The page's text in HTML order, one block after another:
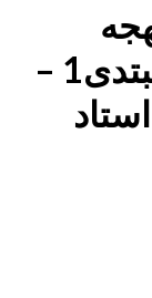
عراقی(ویژه اربعین) – مبتدی1 –
6/20) – استاد